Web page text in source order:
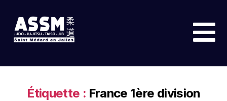
Étiquette : France 1ère division